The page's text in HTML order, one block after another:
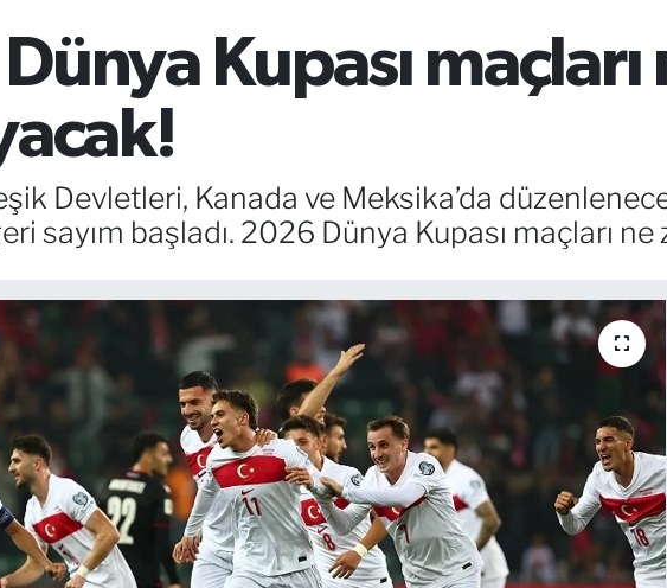
Kupası maçları
Devletleri, Kanada ve Meksika’da
sayım başladı. 2026 Dünya Kupası maçları